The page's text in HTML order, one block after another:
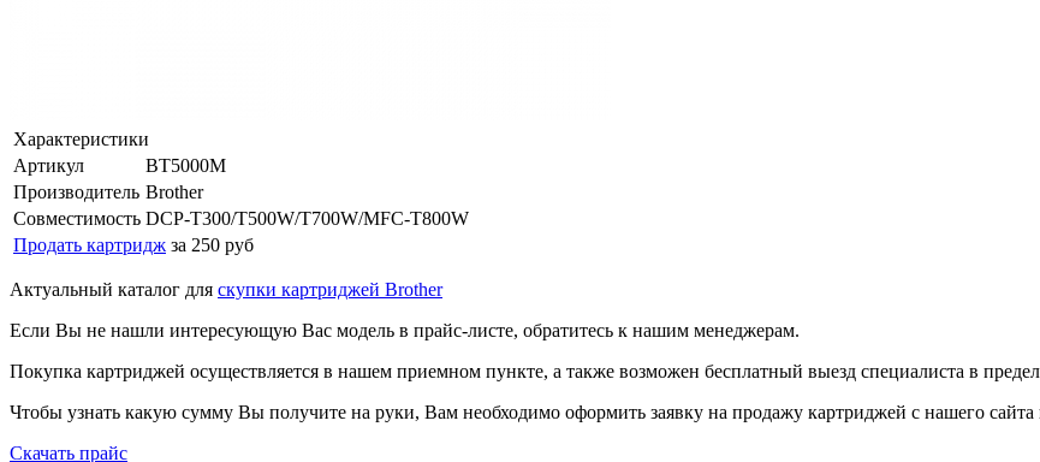
Характеристики
Артикул
BT5000M
Производитель Brother
Совместимость DCP-T300/T500W/T700W/MFC-T800W
Продать картридж за 250 руб
Актуальный каталог для скупки картриджей Brother
Если Вы не нашли интересующую Вас модель в прайс-листе, обратитесь к нашим менеджерам.
Покупка картриджей осуществляется в нашем приемном пункте, а также возможен бесплатный выезд специалиста в
Чтобы узнать какую сумму Вы получите на руки, Вам необходимо оформить заявку на продажу картриджей с нашего
Скачать прайс